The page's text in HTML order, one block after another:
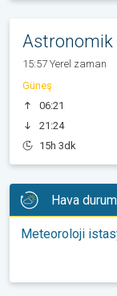
Astronomik
15:57 Yerel zaman
Güneş
06:21
21:24
15h 3dk
Hava
Meteoroloji